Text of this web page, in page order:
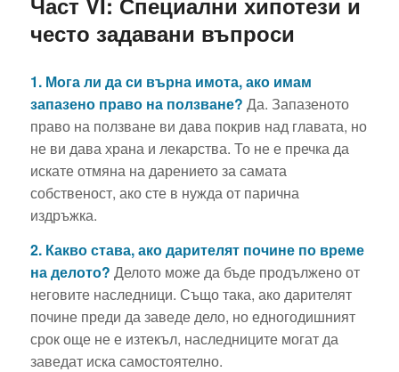
често задавани въпроси
1. Мога ли да си върна имота, ако имам
запазено право на ползване? Да. Запазеното
право на ползване ви дава покрив над главата, но
не ви дава храна и лекарства. То не е пречка да
искате отмяна на дарението за самата
собственост, ако сте в нужда от парична
издръжка.
2. Какво става, ако дарителят почине по време
на делото? Делото може да бъде продължено от
неговите наследници. Също така, ако дарителят
почине преди да заведе дело, но едногодишният
срок още не е изтекъл, наследниците могат да
заведат иска самостоятелно.